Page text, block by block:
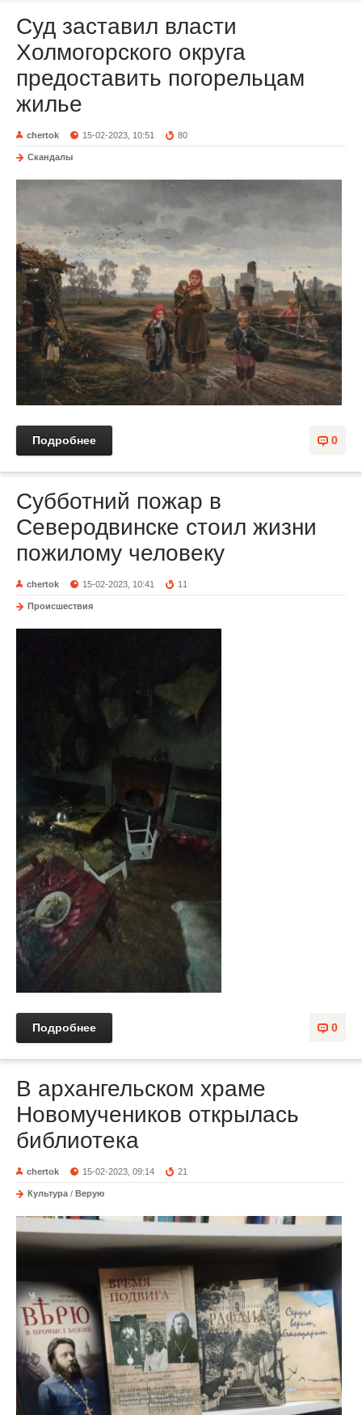
Суд заставил власти
Холмогорского округа
предоставить погорельцам
жилье
chertok 15-02-2023, 10:51 80
Скандалы
0
Подробнее
Субботний пожар в
Северодвинске стоил жизни
пожилому человеку
chertok 15-02-2023, 10:41 11
Происшествия
0
Подробнее
В архангельском храме
Новомучеников открылась
библиотека
chertok 15-02-2023, 09:14 21
Культура / Верую